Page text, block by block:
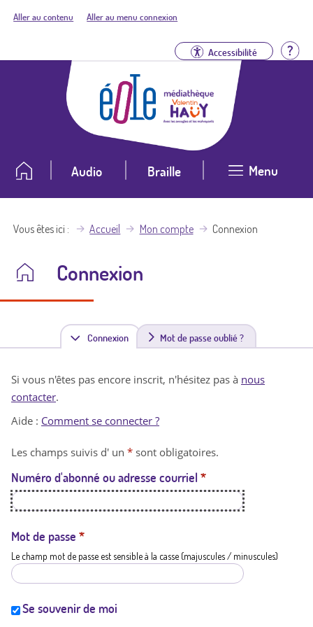
Aller au contenu Aller au menu connexion
Accessibilité
Audio Braille Menu
Vous êtes ici Accueil Mon compte Connexion
Connexion
Connexion(
n
t
a
t
i
Mot de passe oublié ?
Si vous n'êtes pas encore inscrit, n'hésitez pas à nous
contacter.
Aide : Comment se connecter ?
Les champs suivis d' un * sont obligatoires.
Numéro d'abonné ou adresse courriel *
Mot de passe *
Le champ mot de passe est sensible à la casse (majuscules / minuscules)
Se souvenir de moi